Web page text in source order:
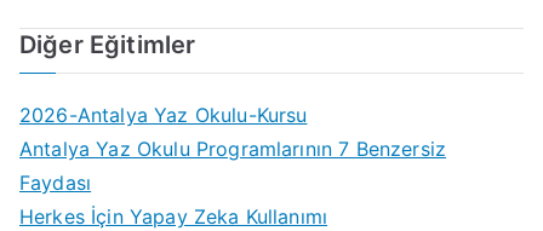
Diğer Eğitimler
2026-Antalya Yaz Okulu-Kursu
Antalya Yaz Okulu Programlarının 7 Benzersiz
Faydası
Herkes İçin Yapay Zeka Kullanımı